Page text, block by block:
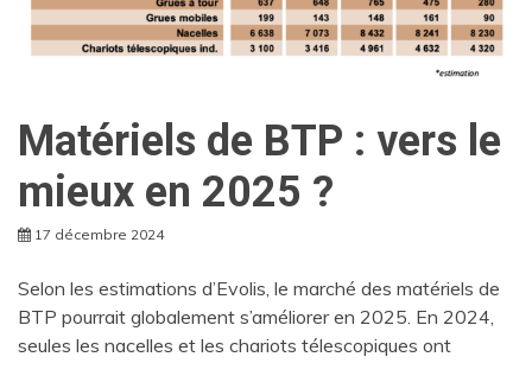
Matériels de BTP : vers le
mieux en 2025 ?
17 décembre 2024
Selon les estimations d’Evolis, le marché des matériels de
BTP pourrait globalement s’améliorer en 2025. En 2024,
seules les nacelles et les chariots télescopiques ont